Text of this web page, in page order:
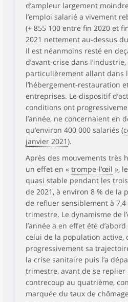
d’ampleur largement
l’emploi salarié a vivement
(+ 855 100 entre fin 2020 et
2021 nettement au-dessus du
Il est néanmoins resté en
d’avant-crise dans
particulièrement allant dans
l’hébergement-restauration
entreprises. Le dispositif
conditions ont
l’année, ne concernaient en
qu’environ 400 000 salariés (
janvier 2021).
Après des mouvements très
un effet en « trompe-l’œil »,
quasi stable pendant les
de 2021, à environ 8 % de la
de refluer sensiblement à
trimestre. Le dynamisme de
l’année a en effet été
celui de la population active,
progressivement sa
la crise sanitaire puis l’a
trimestre, avant de se
contrecoup au quatrième,
marquée du taux de